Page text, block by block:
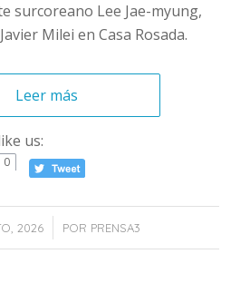
surcoreano Lee Jae-myung,
Milei en Casa Rosada.
Leer más
us:
0
2026 POR PRENSA3